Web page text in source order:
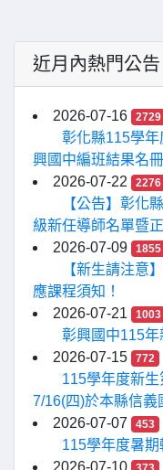
近月內熱門公告
2026-07-16 2729
彰化縣115學
興國中編班結果名
2026-07-22
2276
【公告】彰化
級新任導師名單暨
2026-07-09
1855
【新生請注意
應課程須知！
2026-07-21
1003
彰興國中115
2026-07-15
772
115學年度新
7/16(四)於本縣信義
2026-07-07
453
115學年度暑
2026-07-10